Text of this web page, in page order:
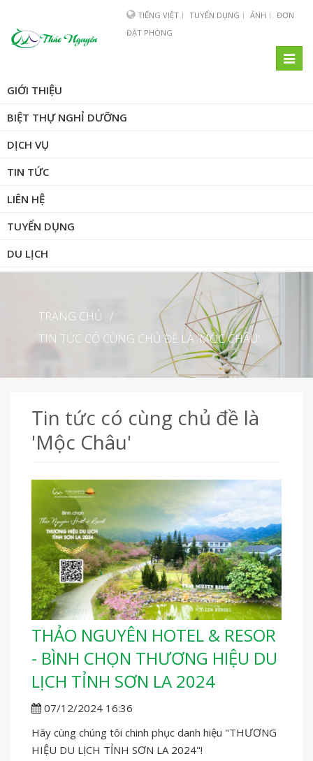
TIẾNG VIỆT TUYỂN DỤNG ẢNH
ĐƠN
ĐẶT PHÒNG
GIỚI THIỆU
BIỆT THỰ NGHỈ DƯỠNG
DỊCH VỤ
TIN TỨC
LIÊN HỆ
TUYỂN DỤNG
DU LỊCH
TRANG CHỦ /
TIN TỨC CÓ CÙNG CHỦ ĐỀ LÀ 'MỘC CHÂU'
Tin tức có cùng chủ đề là
'Mộc Châu'
THẢO NGUYÊN HOTEL & RESOR
- BÌNH CHỌN THƯƠNG HIỆU DU
LỊCH TỈNH SƠN LA 2024
07/12/2024 16:36
Hãy cùng chúng tôi chinh phục danh hiệu "THƯƠNG
HIỆU DU LỊCH TỈNH SƠN LA 2024"!